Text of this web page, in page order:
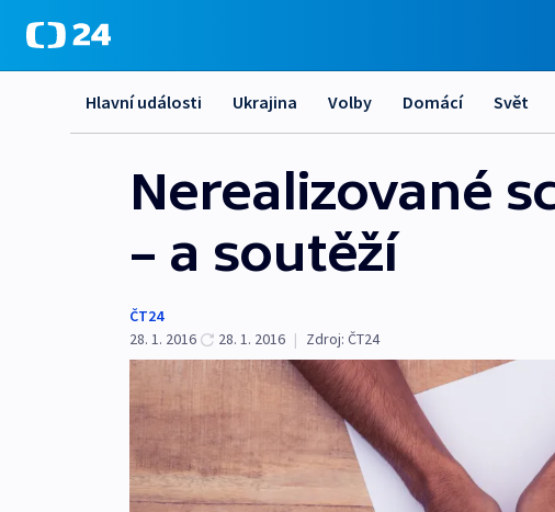
Hlavní události Ukrajina Volby Domácí Svět
Nerealizované
– a soutěží
ČT24
28. 1. 2016
28. 1. 2016 | Zdroj: ČT24